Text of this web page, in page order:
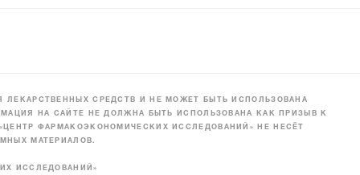
СРЕДСТВ И НЕ МОЖЕТ БЫТЬ ИСПОЛЬЗОВАНА
НА САЙТЕ НЕ ДОЛЖНА БЫТЬ ИСПОЛЬЗОВАНА КАК ПРИЗЫВ К
ФАРМАКОЭКОНОМИЧЕСКИХ ИССЛЕДОВАНИЙ» НЕ НЕСЁТ
МАТЕРИАЛОВ.
ИССЛЕДОВАНИЙ»